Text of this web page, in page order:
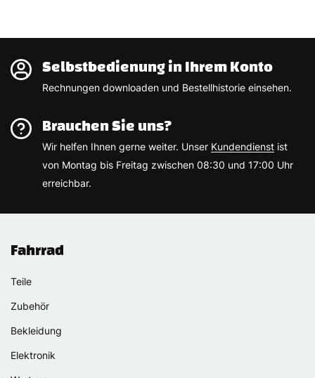
Selbstbedienung in Ihrem Konto
Rechnungen downloaden und Bestellhistorie einsehen.
Brauchen Sie uns?
Wir helfen Ihnen gerne weiter. Unser Kundendienst ist
von Montag bis Freitag zwischen 08:30 und 17:00 Uhr
erreichbar.
Fahrrad
Teile
Zubehör
Bekleidung
Elektronik